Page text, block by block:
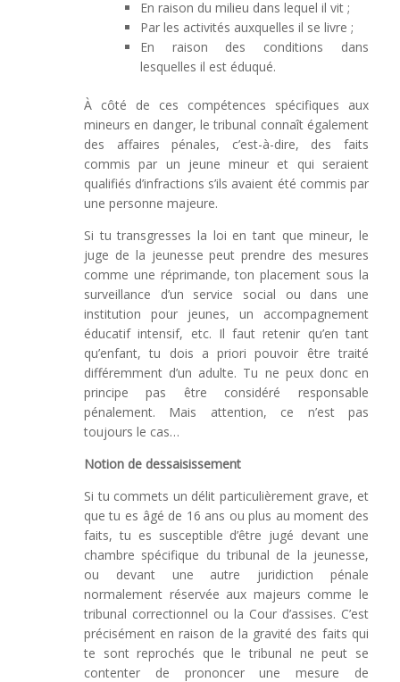
En raison du milieu dans lequel il vit ;
Par les activités auxquelles il se livre ;
En raison des conditions dans
lesquelles il est éduqué.
À côté de ces compétences spécifiques aux
mineurs en danger, le tribunal connaît également
des affaires pénales, c’est-à-dire, des faits
commis par un jeune mineur et qui seraient
qualifiés d’infractions s’ils avaient été commis par
une personne majeure.
Si tu transgresses la loi en tant que mineur, le
juge de la jeunesse peut prendre des mesures
comme une réprimande, ton placement sous la
surveillance d’un service social ou dans une
institution pour jeunes, un accompagnement
éducatif intensif, etc. Il faut retenir qu’en tant
qu’enfant, tu dois a priori pouvoir être traité
différemment d’un adulte. Tu ne peux donc en
principe pas être considéré responsable
pénalement. Mais attention, ce n’est pas
toujours le cas…
Notion de dessaisissement
Si tu commets un délit particulièrement grave, et
que tu es âgé de 16 ans ou plus au moment des
faits, tu es susceptible d’être jugé devant une
chambre spécifique du tribunal de la jeunesse,
ou devant une autre juridiction pénale
normalement réservée aux majeurs comme le
tribunal correctionnel ou la Cour d’assises. C’est
précisément en raison de la gravité des faits qui
te sont reprochés que le tribunal ne peut se
contenter de prononcer une mesure de